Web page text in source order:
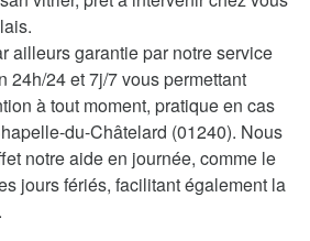
ailleurs garantie par notre service
24h/24 et 7j/7 vous permettant
à tout moment, pratique en cas
du-Châtelard (01240). Nous
notre aide en journée, comme le
jours fériés, facilitant également la